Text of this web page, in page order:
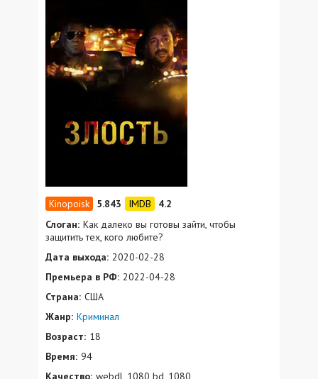
5.843
4.2
Слоган: Как далеко вы готовы зайти, чтобы
защитить тех, кого любите?
Дата выхода: 2020-02-28
Премьера в РФ: 2022-04-28
Страна: США
Жанр: Криминал
Возраст: 18
Время: 94
Качество: webdl_1080 bd_1080